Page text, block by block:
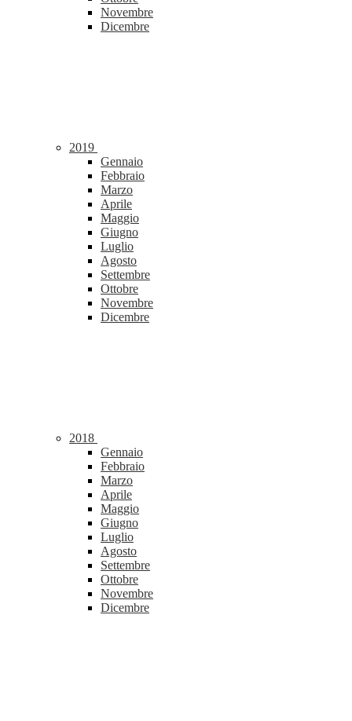
Novembre
Dicembre
2019
Gennaio
Febbraio
Marzo
Aprile
Maggio
Giugno
Luglio
Agosto
Settembre
Ottobre
Novembre
Dicembre
2018
Gennaio
Febbraio
Marzo
Aprile
Maggio
Giugno
Luglio
Agosto
Settembre
Ottobre
Novembre
Dicembre